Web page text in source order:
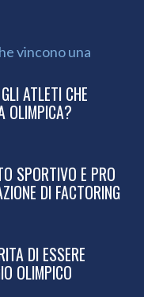
ATLETI CHE
OLIMPICA?
SPORTIVO E PRO
DI FACTORING
DI ESSERE
OLIMPICO